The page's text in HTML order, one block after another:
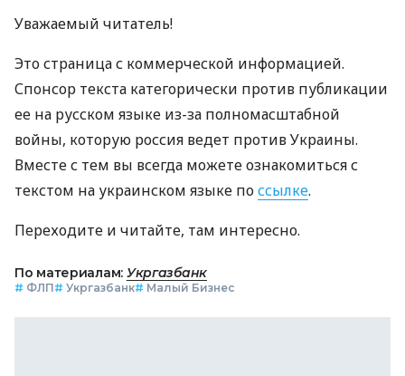
Уважаемый читатель!
Это страница с коммерческой информацией.
Спонсор текста категорически против публикации
ее на русском языке из-за полномасштабной
войны, которую россия ведет против Украины.
Вместе с тем вы всегда можете ознакомиться с
текстом на украинском языке поссылке.
Переходите и читайте, там интересно.
По материалам: Укргазбанк
# ФЛП# Укргазбанк# Малый Бизнес